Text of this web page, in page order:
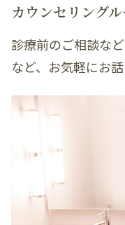
カウンセリング
診療前のご相談な
など、お気軽にお話